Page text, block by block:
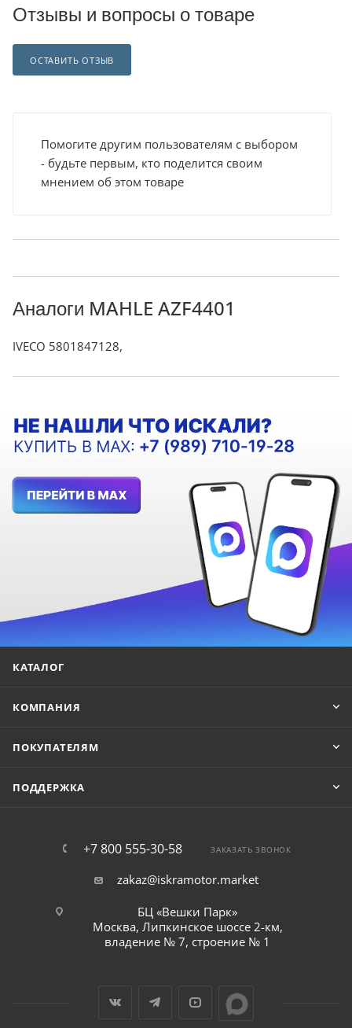
Отзывы и вопросы о товаре
ОСТАВИТЬ ОТЗЫВ
Помогите другим пользователям с выбором
- будьте первым, кто поделится своим
мнением об этом товаре
Аналоги MAHLE AZF4401
IVECO 5801847128,
КАТАЛОГ
КОМПАНИЯ
ПОКУПАТЕЛЯМ
ПОДДЕРЖКА
+7 800 555-30-58 ЗАКАЗАТЬ ЗВОНОК
zakaz@iskramotor.market
БЦ «Вешки Парк»
Москва, Липкинское шоссе 2-км,
владение № 7, строение № 1